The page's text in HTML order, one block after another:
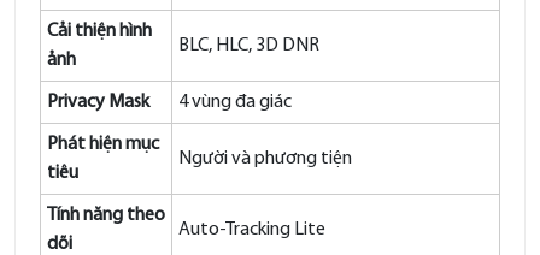
Cải thiện hình
ảnh
BLC, HLC, 3D DNR
Privacy Mask 4 vùng đa giác
Phát hiện mục
tiêu
Người và phương tiện
Tính năng theo
dõi
Auto-Tracking Lite